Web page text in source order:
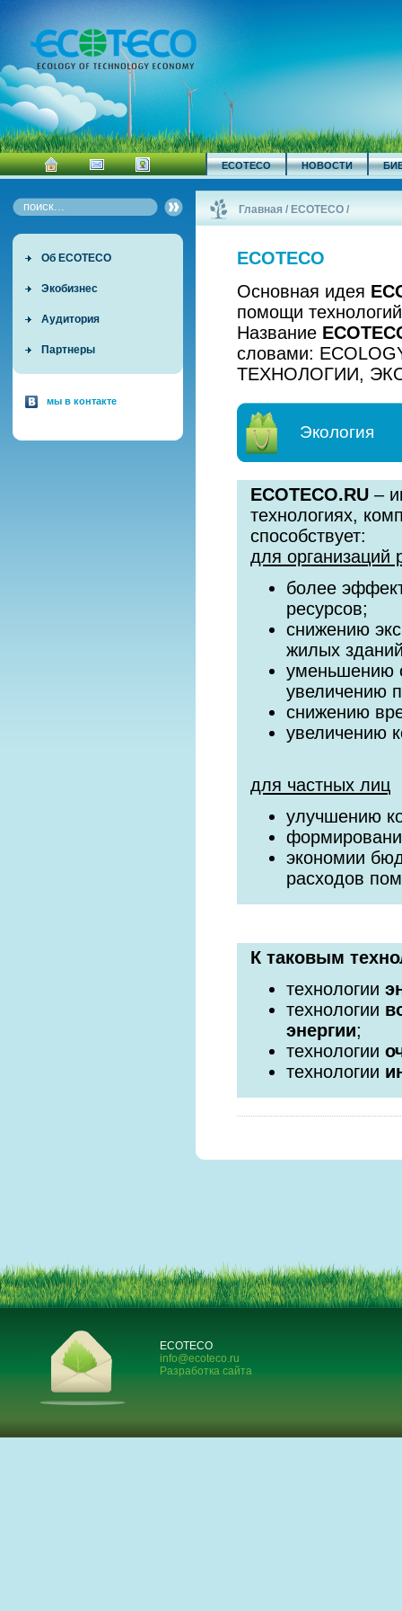
ECOTECO НОВОСТИ
Об ECOTECO
Экобизнес
Аудитория
Партнеры
мы в контакте
Главная / ECOTECO /
ECOTECO
Основная идея
помощи
Название
словами:
ТЕХНОЛОГИИ,
Экология
ECOTECO.RU –
технологиях,
способствует:
для организаций
более
ресурсов;
снижению
жилых
уменьшению
увеличению
снижению
увеличению
для частных лиц
улучшению
экономии
расходов
К таковым
технологии
технологии
энергии;
технологии
технологии
ECOTECO
info@ecoteco.ru
Разработка сайта